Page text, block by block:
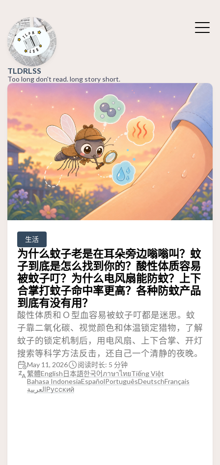
TLDRLSS
Too long don't read. long story short.
生活
为什么蚊子老是在耳朵旁边嗡嗡叫？蚊
子到底是怎么找到你的？酸性体质容易
被蚊子叮？为什么电风扇能防蚊？上下
合掌打蚊子命中率更高？各种防蚊产品
到底有没有用？
酸性体质和 O 型血容易被蚊子叮都是迷思。蚊
子靠二氧化碳、视觉颜色和体温锁定猎物，了解
蚊子的锁定机制后，用电风扇、上下合掌、开灯
搜索等科学方法反击，还自己一个清静的夜晚。
May 11, 2026
阅读时长: 5 分钟
繁體English日本語한국어ภาษาไทยTiếng Việt
Bahasa IndonesiaEspañolPortuguêsDeutschFrançais
العربيةРусский